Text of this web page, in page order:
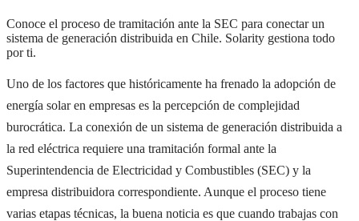
Conoce el proceso de tramitación ante la SEC para conectar un
sistema de generación distribuida en Chile. Solarity gestiona todo
por ti.
Uno de los factores que históricamente ha frenado la adopción de
energía solar en empresas es la percepción de complejidad
burocrática. La conexión de un sistema de generación distribuida a
la red eléctrica requiere una tramitación formal ante la
Superintendencia de Electricidad y Combustibles (SEC) y la
empresa distribuidora correspondiente. Aunque el proceso tiene
varias etapas técnicas, la buena noticia es que cuando trabajas con